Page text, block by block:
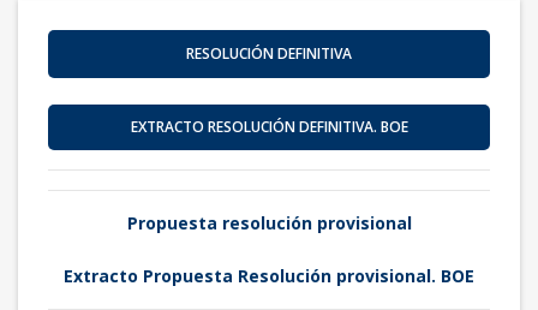
RESOLUCIÓN DEFINITIVA
EXTRACTO RESOLUCIÓN DEFINITIVA. BOE
Propuesta resolución provisional
Extracto Propuesta Resolución provisional. BOE